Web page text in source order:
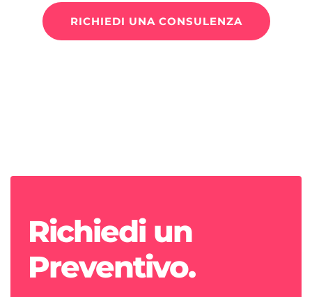
RICHIEDI UNA CONSULENZA
Richiedi un
Preventivo.